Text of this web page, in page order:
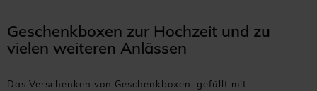
Geschenkboxen zur Hochzeit und zu
vielen weiteren Anlässen
Das Verschenken von Geschenkboxen, gefüllt mit